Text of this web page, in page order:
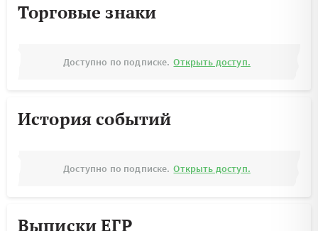
Торговые знаки
Доступно по подписке. Открыть доступ.
История событий
Доступно по подписке. Открыть доступ.
Выписки ЕГР